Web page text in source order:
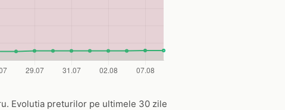
Evolutia preturilor pe ultimele 30 zile